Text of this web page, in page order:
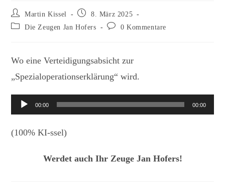
Beitrags-
Autor:
Martin Kissel
Beitrag
veröffentlicht:
8. März 2025
Beitrags-Die Zeugen Jan Hofers
Beitrags-0 Kommentare
Wo eine Verteidigungsabsicht zur
„Spezialoperationserklärung“ wird.
Audio-00:00 00:00
(100% KI-ssel)
Werdet auch Ihr Zeuge Jan Hofers!